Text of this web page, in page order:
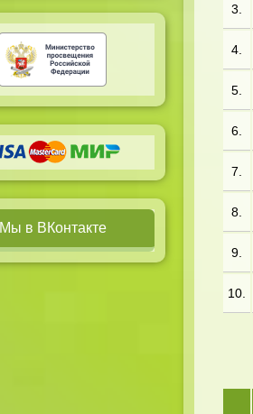
Мы в ВКонтакте
3.
4.
5.
6.
7.
8.
9.
10.